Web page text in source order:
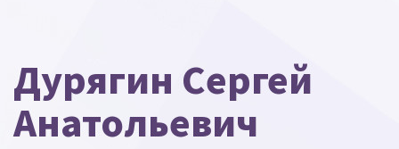
Дурягин Сергей
Анатольевич